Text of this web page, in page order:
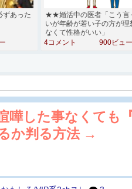
ずあった
★★婚活中の医者「こう言
いが年齢が若い子の方が理
なくて性格がいい」
4コメント
900ビュー
嘩した事なくても
か判る方法 →